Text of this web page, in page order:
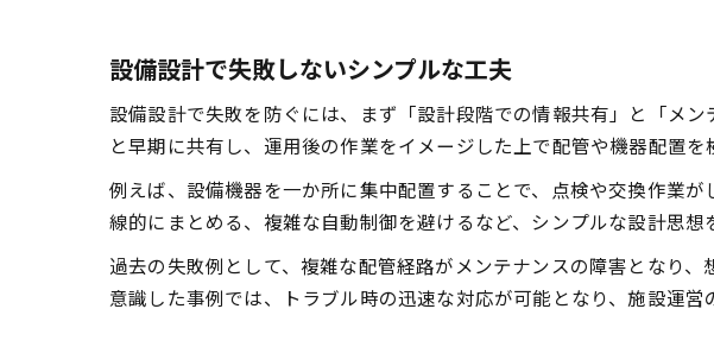
設備設計
長く使える設
設備設計
長寿命化
維持管理
長く使え
設備設計で失敗しないシンプルな工夫
設備設計で失敗を防ぐには、まず「設計段階での情報共有」と「メ
と早期に共有し、運用後の作業をイメージした上で配管や機器配置を
例えば、設備機器を一か所に集中配置することで、点検や交換作業
線的にまとめる、複雑な自動制御を避けるなど、シンプルな設計思想
過去の失敗例として、複雑な配管経路がメンテナンスの障害となり
意識した事例では、トラブル時の迅速な対応が可能となり、施設運営